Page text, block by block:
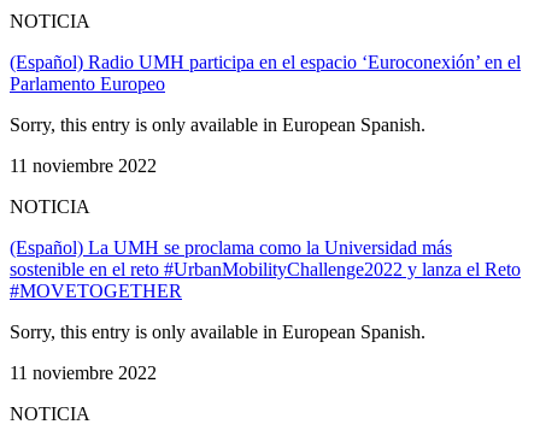
NOTICIA
(Español) Radio UMH participa en el espacio ‘Euroconexión’ en el
Parlamento Europeo
Sorry, this entry is only available in European Spanish.
11 noviembre 2022
NOTICIA
(Español) La UMH se proclama como la Universidad más
sostenible en el reto #UrbanMobilityChallenge2022 y lanza el Reto
#MOVETOGETHER
Sorry, this entry is only available in European Spanish.
11 noviembre 2022
NOTICIA